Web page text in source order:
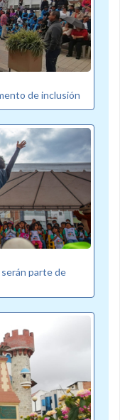
de inclusión
parte de